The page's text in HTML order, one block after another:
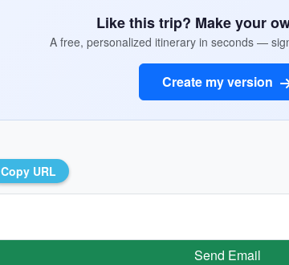
Like this trip? Make your
A free, personalized itinerary in seconds —
Create my version
Copy URL
Send Email